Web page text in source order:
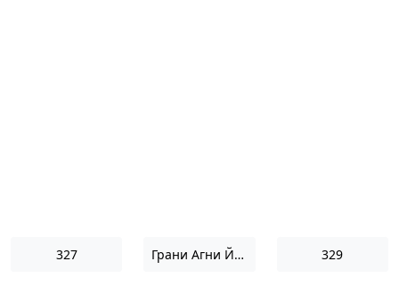
327 Грани Агни Йоги 1969 329